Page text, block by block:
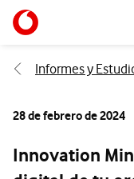
Ir a la pagina principal de
Informes y
28 de febrero de 2024
Innovation